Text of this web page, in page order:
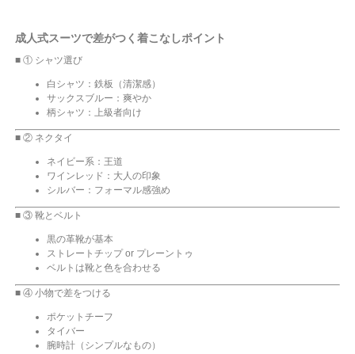
成人式スーツで差がつく着こなしポイント
■ ① シャツ選び
白シャツ：鉄板（清潔感）
サックスブルー：爽やか
柄シャツ：上級者向け
■ ② ネクタイ
ネイビー系：王道
ワインレッド：大人の印象
シルバー：フォーマル感強め
■ ③ 靴とベルト
黒の革靴が基本
ストレートチップ or プレーントゥ
ベルトは靴と色を合わせる
■ ④ 小物で差をつける
ポケットチーフ
タイバー
腕時計（シンプルなもの）